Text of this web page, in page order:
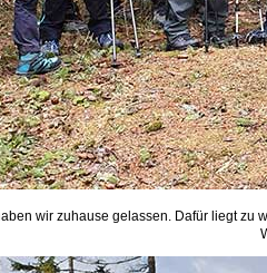
wir zuhause gelassen. Dafür liegt zu